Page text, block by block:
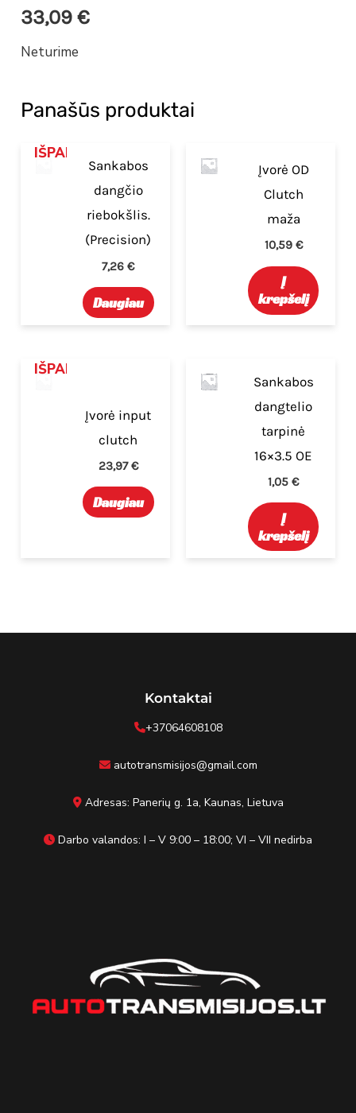
33,09€
Neturime
Panašūs produktai
IŠPARDUOTA
Sankabos
dangčio
riebokšlis.
(Precision)
7,26€
Daugiau
Įvorė OD
Clutch
maža
10,59 €
Į
krepšelį
IŠPARDUOTA
Įvorė input
clutch
23,97€
Daugiau
Sankabos
dangtelio
tarpinė
16×3.5 OE
1,05€
Į
krepšelį
Kontaktai
+37064608108
autotransmisijos@gmail.com
Adresas: Panerių g. 1a, Kaunas, Lietuva
Darbo valandos: I – V 9:00 – 18:00; VI – VII nedirba